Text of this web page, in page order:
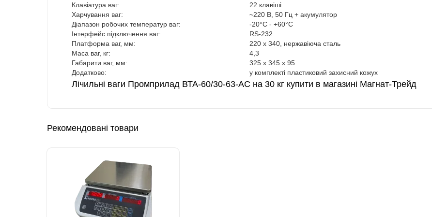
Клавіатура ваг:
22 клавіші
Харчування ваг:
~220 В, 50 Гц + акумулятор
Діапазон робочих температур ваг:
-20°C - +60°C
Інтерфейс підключення ваг:
RS-232
Платформа ваг, мм:
220 x 340, нержавіюча сталь
Маса ваг, кг:
4,3
Габарити ваг, мм:
325 x 345 x 95
Додатково:
у комплекті пластиковий захисний кожух
Лічильні ваги Промприлад ВТА-60/30-63-АС на 30 кг купити в магазині Магнат-Трейд
Рекомендовані товари